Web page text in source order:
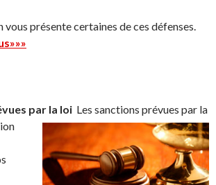
vous présente certaines de ces défenses.
par la loi Les sanctions prévues par la